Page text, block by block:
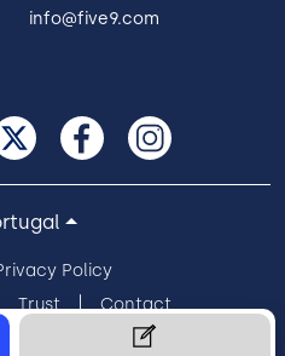
info@five9.com
Policy
Trust
Contact
Your Privacy Choices